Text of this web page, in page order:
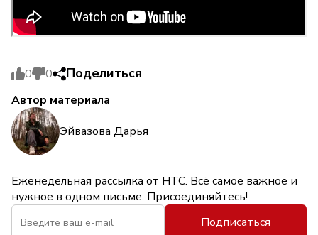
0 0 Поделиться
Автор материала
Эйвазова Дарья
Еженедельная рассылка от НТС. Всё самое важное и
нужное в одном письме. Присоединяйтесь!
Подписаться